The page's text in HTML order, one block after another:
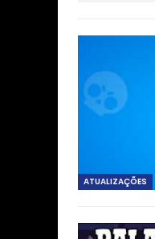
ATUALIZAÇÕES